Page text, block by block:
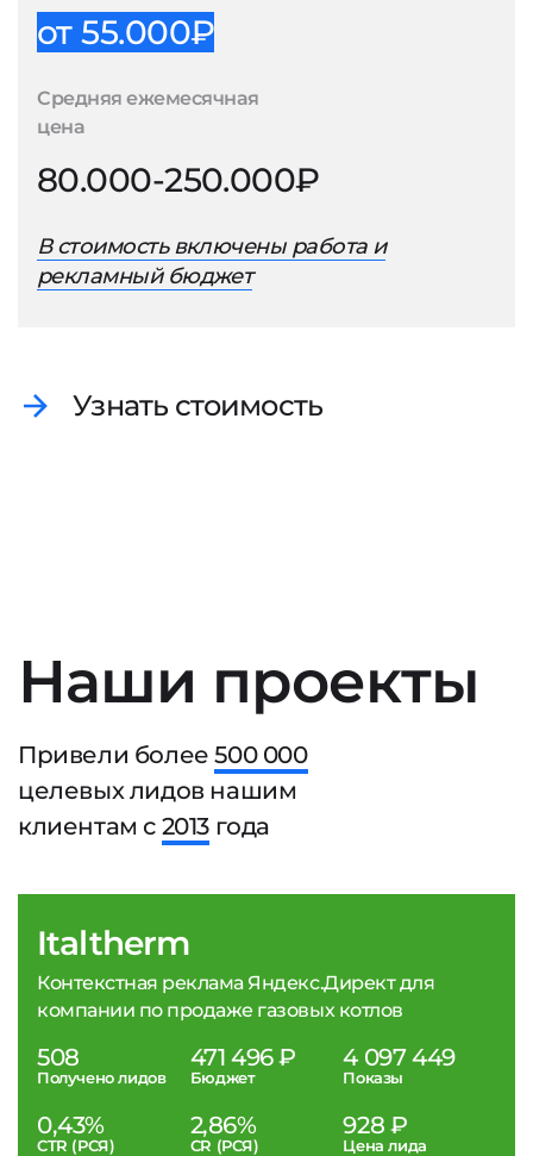
от 55.000₽
Средняя ежемесячная
цена
80.000-250.000₽
В стоимость включены работа и
рекламный бюджет
Узнать стоимость
Наши проекты
Привели более500 000
целевых лидов нашим
клиентам с 2013 года
Italtherm
Контекстная реклама Яндекс.Директ для
компании по продаже газовых котлов
508
Получено лидов
471 496 ₽
Бюджет
4 097 449
Показы
0,43%
CTR (РСЯ)
2,86%
CR (РСЯ)
928 ₽
Цена лида